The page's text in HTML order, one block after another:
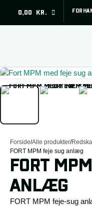
0,00 KR.
Forside/Alle produkter/
FORT MPM feje sug anlæg
FORT
ANLÆG
FORT MPM feje-sug